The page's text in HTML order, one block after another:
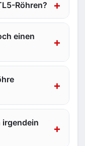
Röhren?
einen
irgendein